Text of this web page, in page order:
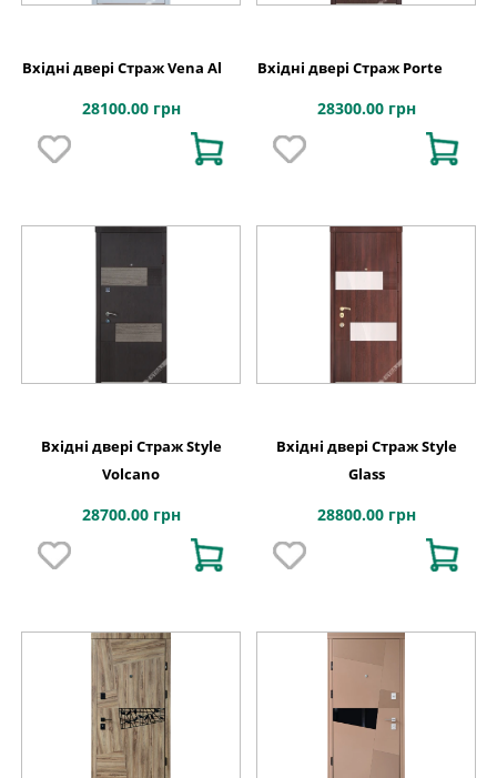
Вхідні двері Страж Vena Al
28100.00 грн
Вхідні двері Страж Porte
28300.00 грн
Вхідні двері Страж Style
Volcano
28700.00 грн
Вхідні двері Страж Style
Glass
28800.00 грн